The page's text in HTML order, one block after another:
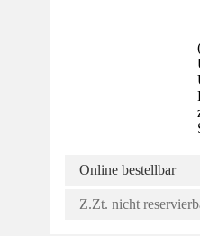
Online bestellbar
Z.Zt. nicht